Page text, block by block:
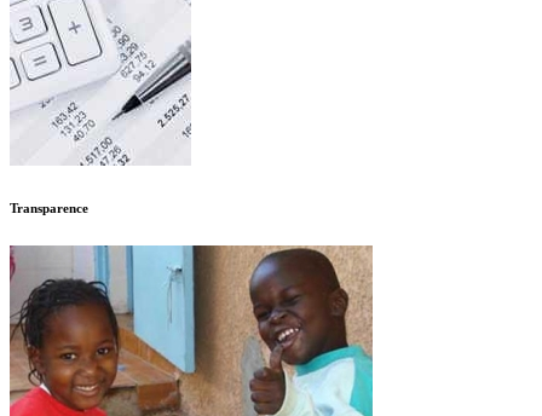
Transparence